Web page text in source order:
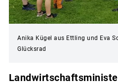
Anika Kügel aus Ettling und Eva
Glücksrad